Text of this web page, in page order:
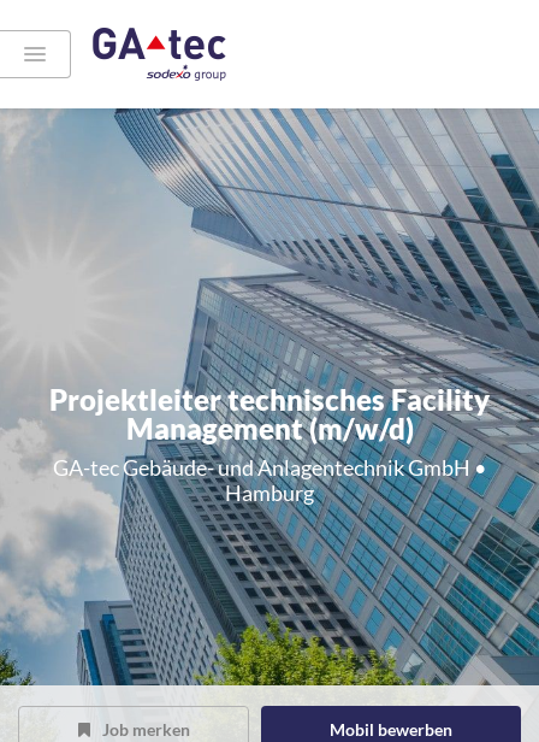
Projektleiter technisches Facility
Management (m/w/d)
GA-tec Gebäude- und Anlagentechnik GmbH •
Hamburg
Job merken Mobil bewerben